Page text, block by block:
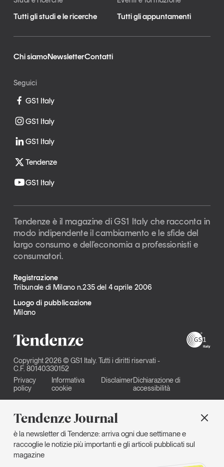
Tendenze Journal
è la newsletter di Tendenze: arriva ogni due settimane e
raccoglie le notizie più importanti e gli articoli pubblicati sul
magazine
Tutti gli studi e le ricerche Tutti gli appuntamenti
Chi siamoNewsletterContatti
Seguici
GS1 Italy
GS1 Italy
GS1 Italy
Tendenze
GS1 Italy
Tendenze è il magazine di GS1 Italy che racconta in
modo indipendente il cambiamento e le sfide del
largo consumo e dell’economia a professionisti e
consumatori.
Registrazione
Tribunale di Milano n.235 del 4 aprile 2006
Luogo di pubblicazione
Milano
Copyright 2026 © GS1 Italy. Tutti i diritti riservati -
C.F. 80140330152
Privacy
policy
Informativa
cookie
DisclaimerDichiarazione di
accessibilità